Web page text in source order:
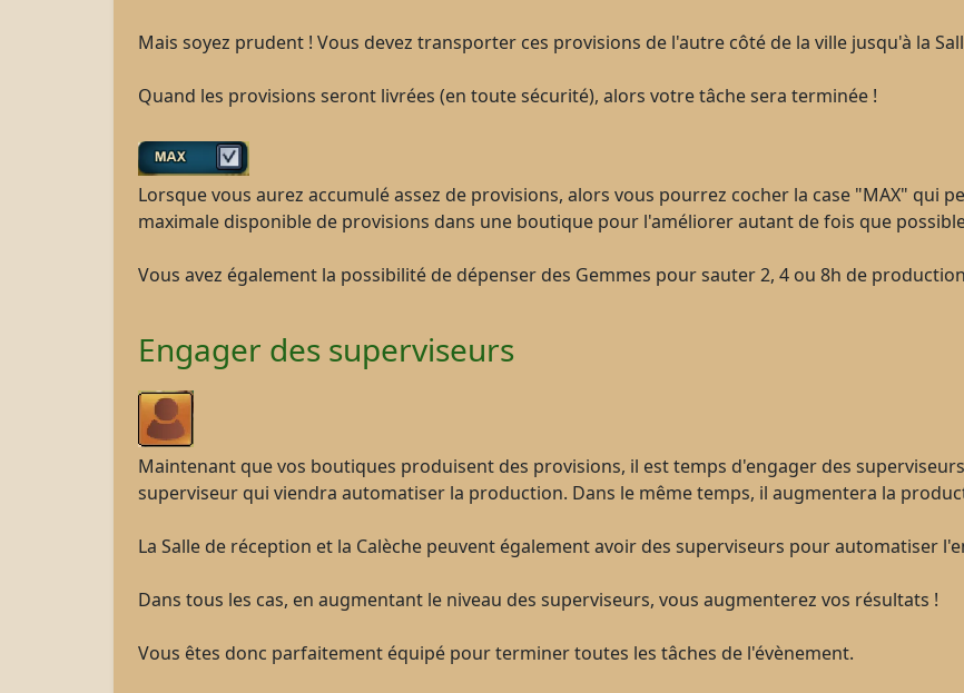
Mais soyez prudent ! Vous devez transporter ces provisions de l'autre côté de la ville jusqu'à la
Quand les provisions seront livrées (en toute sécurité), alors votre tâche sera terminée !
Lorsque vous aurez accumulé assez de provisions, alors vous pourrez cocher la case "MAX" qui
maximale disponible de provisions dans une boutique pour l'améliorer autant de fois que
Vous avez également la possibilité de dépenser des Gemmes pour sauter 2, 4 ou 8h de
Engager des superviseurs
Maintenant que vos boutiques produisent des provisions, il est temps d'engager des
superviseur qui viendra automatiser la production. Dans le même temps, il augmentera la
La Salle de réception et la Calèche peuvent également avoir des superviseurs pour automatiser
Dans tous les cas, en augmentant le niveau des superviseurs, vous augmenterez vos résultats !
Vous êtes donc parfaitement équipé pour terminer toutes les tâches de l'évènement.